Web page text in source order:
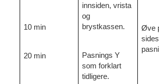
10 min
20 min
innsiden, vrista
og
brystkassen.
Pasnings Y
som forklart
tidligere.
Øve